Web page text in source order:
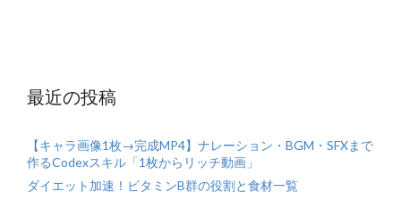
最近の投稿
【キャラ画像1枚→完成MP4】ナレーション・BGM・SFXまで
作るCodexスキル「1枚からリッチ動画」
ダイエット加速！ビタミンB群の役割と食材一覧